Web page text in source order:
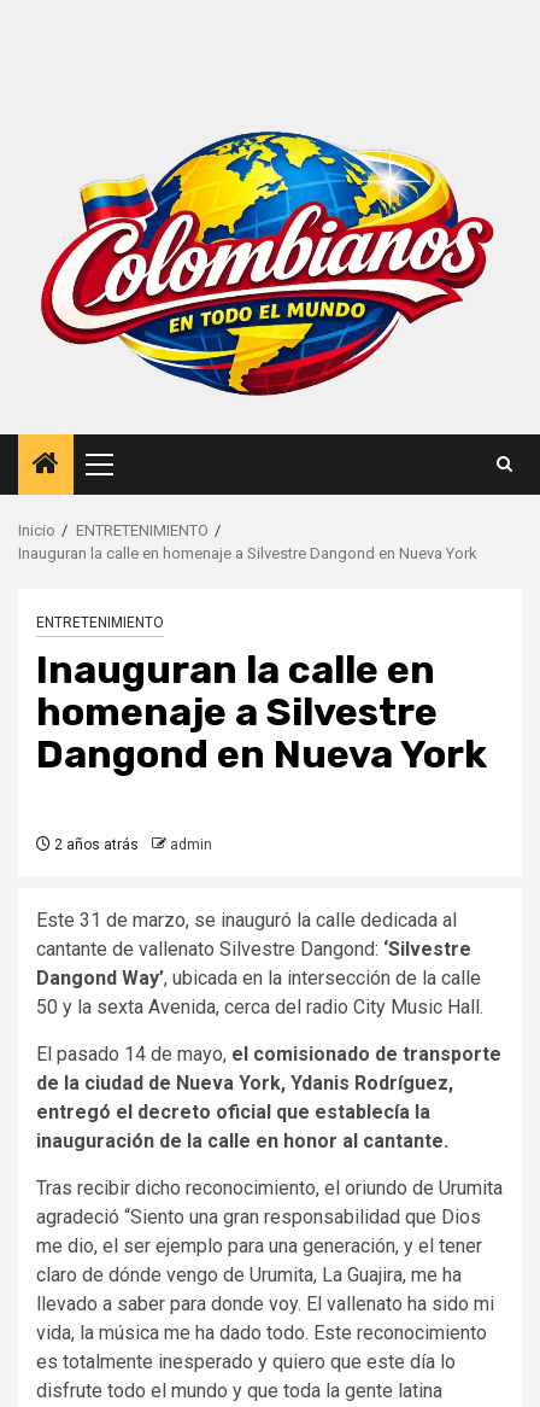
Menú
principal
Inicio
ENTRETENIMIENTO
Inauguran la calle en homenaje a Silvestre Dangond en Nueva York
ENTRETENIMIENTO
Inauguran la calle en
homenaje a Silvestre
Dangond en Nueva York
2 años atrás admin
Este 31 de marzo, se inauguró la calle dedicada al
cantante de vallenato Silvestre Dangond: ‘Silvestre
Dangond Way’, ubicada en la intersección de la calle
50 y la sexta Avenida, cerca del radio City Music Hall.
El pasado 14 de mayo, el comisionado de transporte
de la ciudad de Nueva York, Ydanis Rodríguez,
entregó el decreto oficial que establecía la
inauguración de la calle en honor al cantante.
Tras recibir dicho reconocimiento, el oriundo de Urumita
agradeció “Siento una gran responsabilidad que Dios
me dio, el ser ejemplo para una generación, y el tener
claro de dónde vengo de Urumita, La Guajira, me ha
llevado a saber para donde voy. El vallenato ha sido mi
vida, la música me ha dado todo. Este reconocimiento
es totalmente inesperado y quiero que este día lo
disfrute todo el mundo y que toda la gente latina